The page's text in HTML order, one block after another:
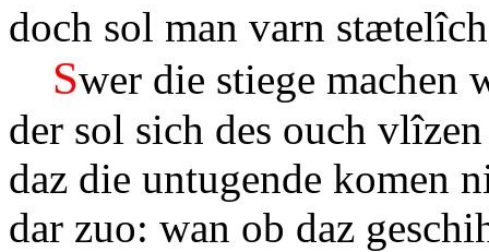
doch sol man varn
Swer die stiege machen
der sol sich des ouch
daz die untugende
dar zuo: wan ob daz